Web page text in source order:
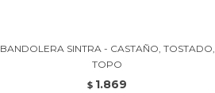
BANDOLERA SINTRA - CASTAÑO, TOSTADO,
TOPO
$ 1.869